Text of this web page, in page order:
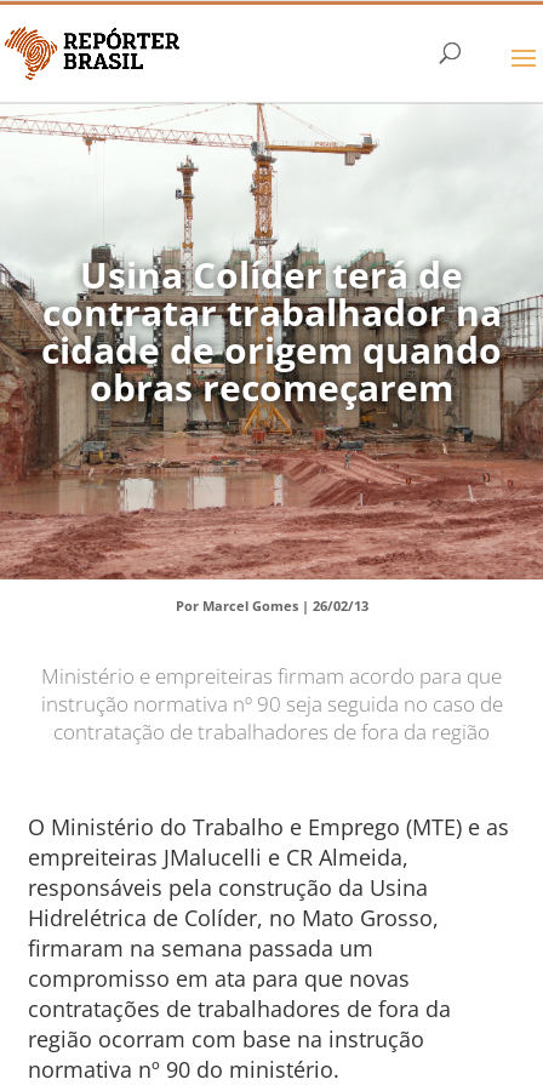
Usina Colíder terá de
contratar trabalhador na
cidade de origem quando
obras recomeçarem
Por Marcel Gomes | 26/02/13
Ministério e empreiteiras firmam acordo para que
instrução normativa nº 90 seja seguida no caso de
contratação de trabalhadores de fora da região
O Ministério do Trabalho e Emprego (MTE) e as
empreiteiras JMalucelli e CR Almeida,
responsáveis pela construção da Usina
Hidrelétrica de Colíder, no Mato Grosso,
firmaram na semana passada um
compromisso em ata para que novas
contratações de trabalhadores de fora da
região ocorram com base na instrução
normativa nº 90 do ministério.